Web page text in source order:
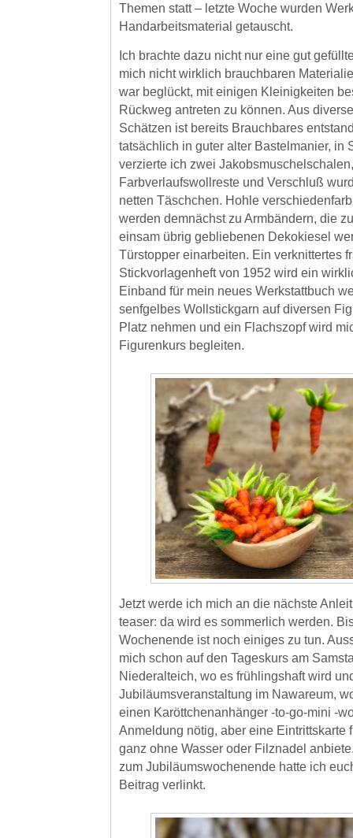
Themen statt – letzte Woche wurden
Handarbeitsmaterial getauscht.
Ich brachte dazu nicht nur eine gut
mich nicht wirklich brauchbaren
war beglückt, mit einigen Kleinigkeiten
Rückweg antreten zu können. Aus
Schätzen ist bereits Brauchbares
tatsächlich in guter alter Bastelmanier, in
verzierte ich zwei Jakobsmuschelschalen,
Farbverlaufswollreste und Verschluß
netten Täschchen. Hohle
werden demnächst zu Armbändern, die
einsam übrig gebliebenen Dekokiesel
Türstopper einarbeiten. Ein verknittertes
Stickvorlagenheft von 1952 wird ein
Einband für mein neues Werkstattbuch
senfgelbes Wollstickgarn auf diversen
Platz nehmen und ein Flachszopf wird
Figurenkurs begleiten.
Jetzt werde ich mich an die nächste
teaser: da wird es sommerlich werden.
Wochenende ist noch einiges zu tun.
mich schon auf den Tageskurs am
Niederalteich, wo es frühlingshaft wird
Jubiläumsveranstaltung im Nawareum,
einen Karöttchenanhänger -to-go-mini -
Anmeldung nötig, aber eine Eintrittskarte
ganz ohne Wasser oder Filznadel
zum Jubiläumswochenende hatte ich
Beitrag verlinkt.